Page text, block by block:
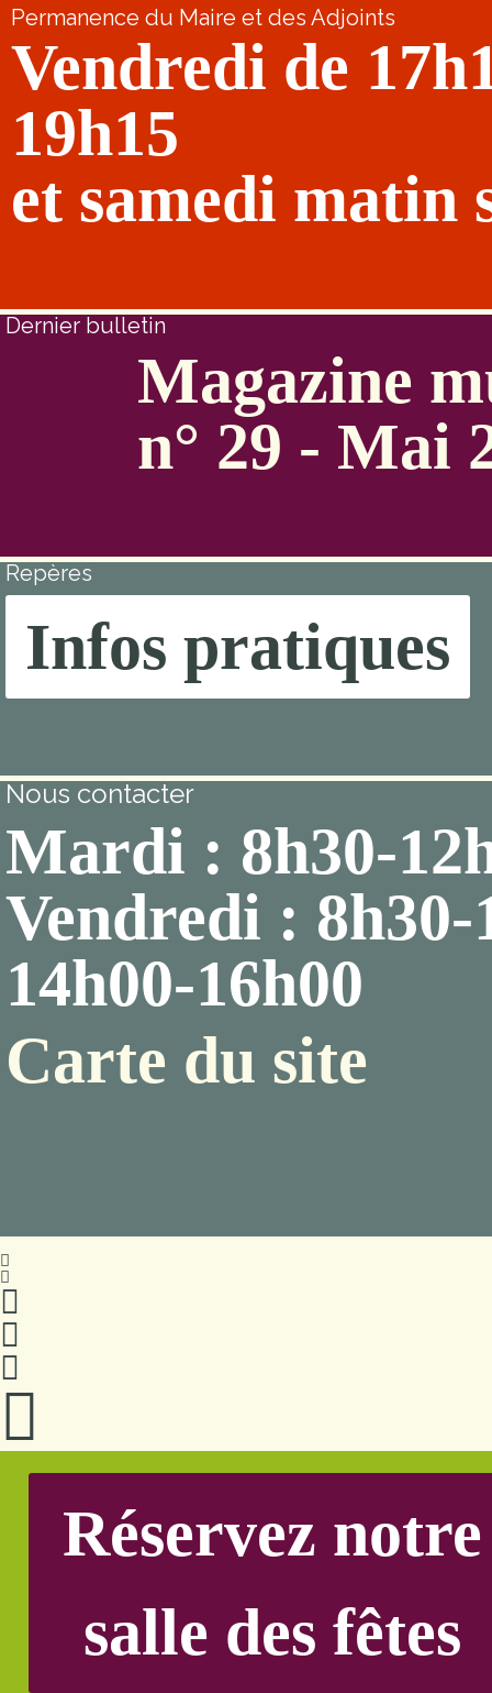
Permanence du Maire et des Adjoints
Vendredi de
19h15
et samedi matin
Dernier bulletin
Magazine
n° 29 - Mai
Repères
Infos pratiques
Nous contacter
Mardi : 8h30-
Vendredi : 8h30-
14h00-16h00
Carte du site
Réservez notre
salle des fêtes